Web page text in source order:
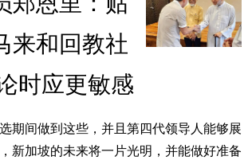
来和回教社
时应更敏感
期间做到这些，并且第四代领导人能够展
新加坡的未来将一片光明，并能做好准备